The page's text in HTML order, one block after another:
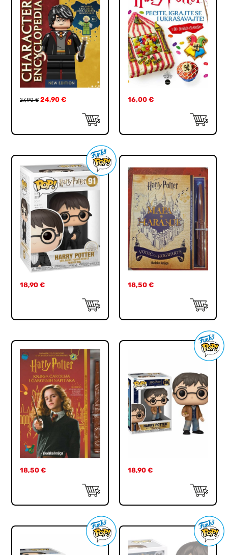
27,90€ 24,90€ 16,00 €
18,90€ 18,50 €
18,50€ 18,90 €